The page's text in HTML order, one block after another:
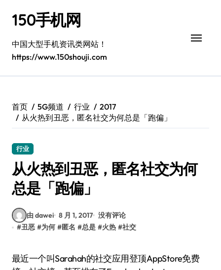
150手机网
中国大型手机资讯类网站！
https://www.150shouji.com
首页 5G频道 行业
2017
从火热到丑恶，匿名社交为何总是「跑偏」
行业
从火热到丑恶，匿名社交为何
总是「跑偏」
由 dawei 8 月 1, 2017 没有评论
#丑恶 #为何 #匿名 #总是 #火热 #社交
最近一个叫Sarahah的社交应用登顶AppStore免费